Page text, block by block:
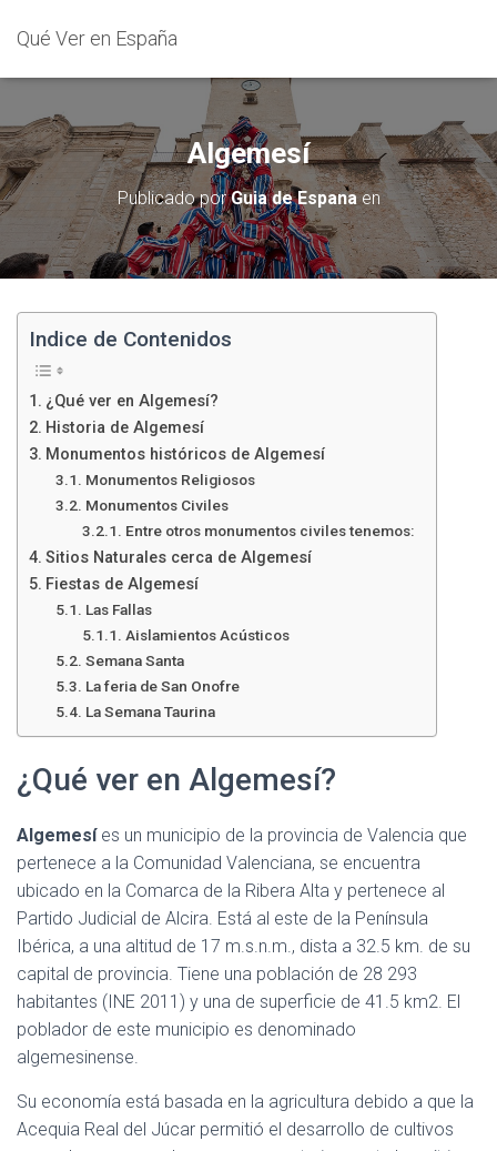
Qué Ver en España
Algemesí
Publicado porGuia de Espanaen
Indice de Contenidos
¿Qué ver en Algemesí?
Historia de Algemesí
Monumentos históricos de Algemesí
Monumentos Religiosos
Monumentos Civiles
Entre otros monumentos civiles tenemos:
Sitios Naturales cerca de Algemesí
Fiestas de Algemesí
Las Fallas
Aislamientos Acústicos
Semana Santa
La feria de San Onofre
La Semana Taurina
¿Qué ver en Algemesí?
Algemesíes un municipio de la provincia de Valencia que
pertenece a la Comunidad Valenciana, se encuentra
ubicado en la Comarca de la Ribera Alta y pertenece al
Partido Judicial de Alcira. Está al este de la Península
Ibérica, a una altitud de 17 m.s.n.m., dista a 32.5 km. de su
capital de provincia. Tiene una población de 28 293
habitantes (INE 2011) y una de superficie de 41.5 km2. El
poblador de este municipio es denominado
algemesinense.
Su economía está basada en la agricultura debido a que la
Acequia Real del Júcar permitió el desarrollo de cultivos